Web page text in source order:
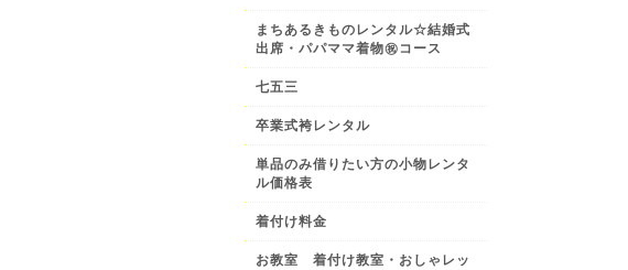
まちあるきものレンタル☆結婚式
出席・パパママ着物㊗️コース
七五三
卒業式袴レンタル
単品のみ借りたい方の小物レンタ
ル価格表
着付け料金
お教室 着付け教室・おしゃレッ